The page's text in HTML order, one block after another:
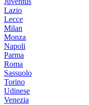
Lazio
Lecce
Milan
Monza
Napoli
Parma
Roma
Sassuolo
Torino
Udinese
Venezia